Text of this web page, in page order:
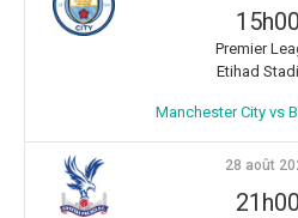
15h00
Premier
Etihad
Manchester City vs
28 août
21h00